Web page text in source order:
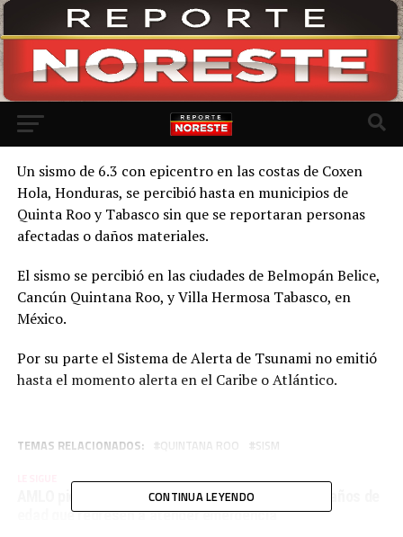
Un sismo de 6.3 con epicentro en las costas de Coxen
Hola, Honduras, se percibió hasta en municipios de
Quinta Roo y Tabasco sin que se reportaran personas
afectadas o daños materiales.
El sismo se percibió en las ciudades de Belmopán Belice,
Cancún Quintana Roo, y Villa Hermosa Tabasco, en
México.
Por su parte el Sistema de Alerta de Tsunami no emitió
hasta el momento alerta en el Caribe o Atlántico.
TEMAS RELACIONADOS: QUINTANA ROO SISM
AMLO pide a médicos y enfermeras de más de 60 años de
edad que regresen a atender emergencia
CONTINUA LEYENDO
Ir a la versión móvil